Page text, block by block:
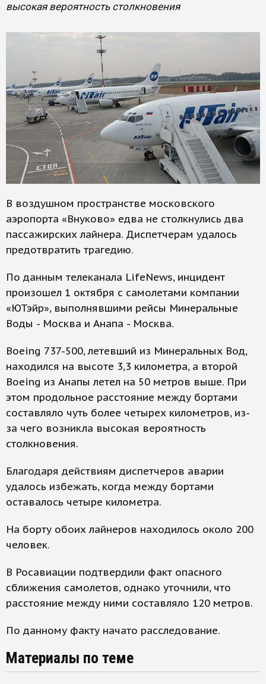
высокая вероятность столкновения
В воздушном пространстве московского
аэропорта «Внуково» едва не столкнулись два
пассажирских лайнера. Диспетчерам удалось
предотвратить трагедию.
По данным телеканала LifeNews, инцидент
произошел 1 октября с самолетами компании
«ЮТэйр», выполнявшими рейсы Минеральные
Воды - Москва и Анапа - Москва.
Boeing 737-500, летевший из Минеральных Вод,
находился на высоте 3,3 километра, а второй
Boeing из Анапы летел на 50 метров выше. При
этом продольное расстояние между бортами
составляло чуть более четырех километров, из-
за чего возникла высокая вероятность
столкновения.
Благодаря действиям диспетчеров аварии
удалось избежать, когда между бортами
оставалось четыре километра.
На борту обоих лайнеров находилось около 200
человек.
В Росавиации подтвердили факт опасного
сближения самолетов, однако уточнили, что
расстояние между ними составляло 120 метров.
По данному факту начато расследование.
Материалы по теме